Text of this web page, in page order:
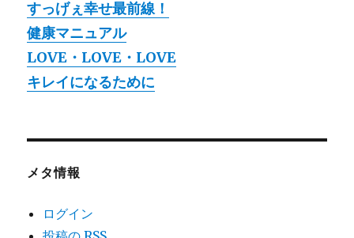
すっげぇ幸せ最前線！
健康マニュアル
LOVE・LOVE・LOVE
キレイになるために
メタ情報
ログイン